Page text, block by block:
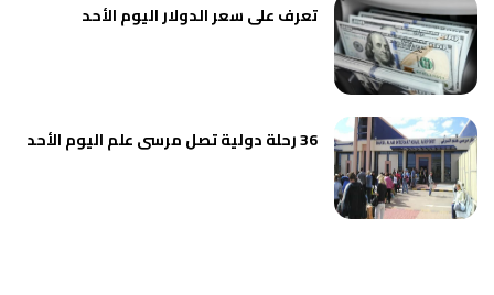
تعرف على سعر الدولار اليوم الأحد
36 رحلة دولية تصل مرسى علم اليوم الأحد